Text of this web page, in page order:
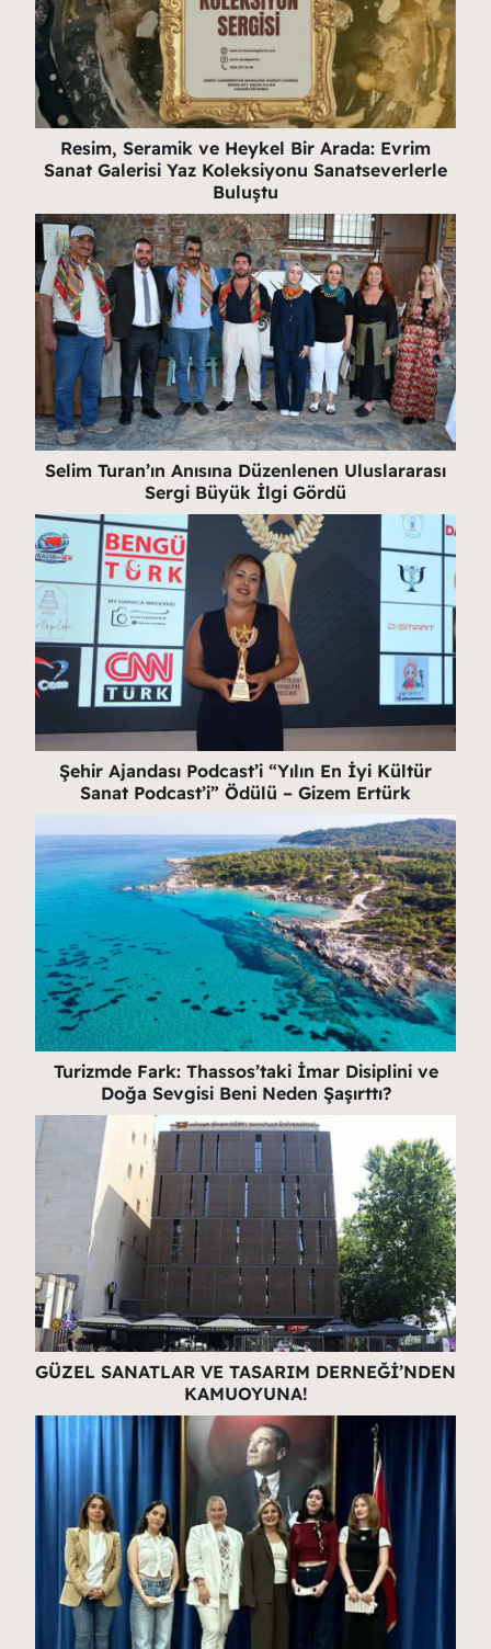
Resim, Seramik ve Heykel Bir Arada: Evrim
Sanat Galerisi Yaz Koleksiyonu Sanatseverlerle
Buluştu
Selim Turan’ın Anısına Düzenlenen Uluslararası
Sergi Büyük İlgi Gördü
Şehir Ajandası Podcast’i “Yılın En İyi Kültür
Sanat Podcast’i” Ödülü – Gizem Ertürk
Turizmde Fark: Thassos’taki İmar Disiplini ve
Doğa Sevgisi Beni Neden Şaşırttı?
GÜZEL SANATLAR VE TASARIM DERNEĞİ’NDEN
KAMUOYUNA!